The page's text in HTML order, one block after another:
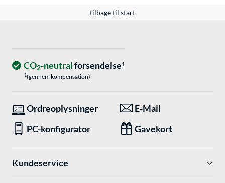
tilbage til start
CO2-neutralforsendelse1
1(gennem kompensation)
Ordreoplysninger
E-Mail
PC-konfigurator
Gavekort
Kundeservice